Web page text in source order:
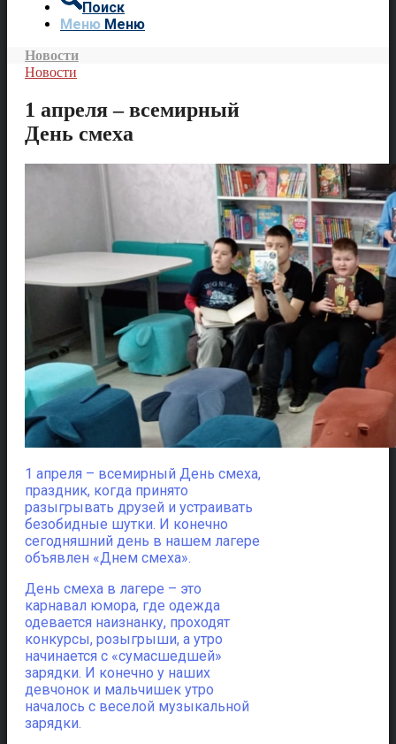
Поиск
Меню Меню
Новости
Новости
1 апреля – всемирный
День смеха
1 апреля – всемирный День смеха,
праздник, когда принято
разыгрывать друзей и устраивать
безобидные шутки. И конечно
сегодняшний день в нашем лагере
объявлен «Днем смеха».
День смеха в лагере – это
карнавал юмора, где одежда
одевается наизнанку, проходят
конкурсы, розыгрыши, а утро
начинается с «сумасшедшей»
зарядки. И конечно у наших
девчонок и мальчишек утро
началось с веселой музыкальной
зарядки.